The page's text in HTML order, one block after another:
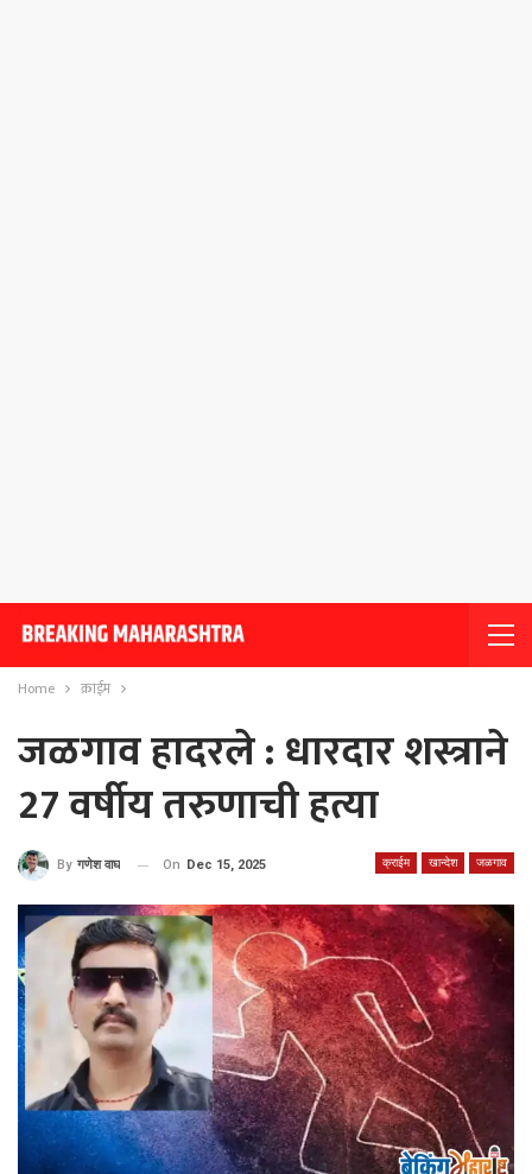
Home क्राईम
जळगाव हादरले : धारदार शस्त्राने
27 वर्षीय तरुणाची हत्या
क्राईम खान्देश जळगाव
By गणेश वाघ On Dec 15, 2025